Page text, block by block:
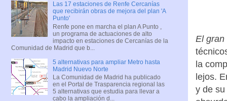
El gran
la
lejos.
y de
Las 17 estaciones de Renfe Cercanías
que recibirán obras de mejora del plan 'A
Punto'
Renfe pone en marcha el plan A Punto ,
un programa de actuaciones de alto
impacto en estaciones de Cercanías de la
Comunidad de Madrid que b...
5 alternativas para ampliar Metro hasta
Madrid Nuevo Norte
La Comunidad de Madrid ha publicado
en el Portal de Trasparencia regional las
5 alternativas que estudia para llevar a
cabo la ampliación d...